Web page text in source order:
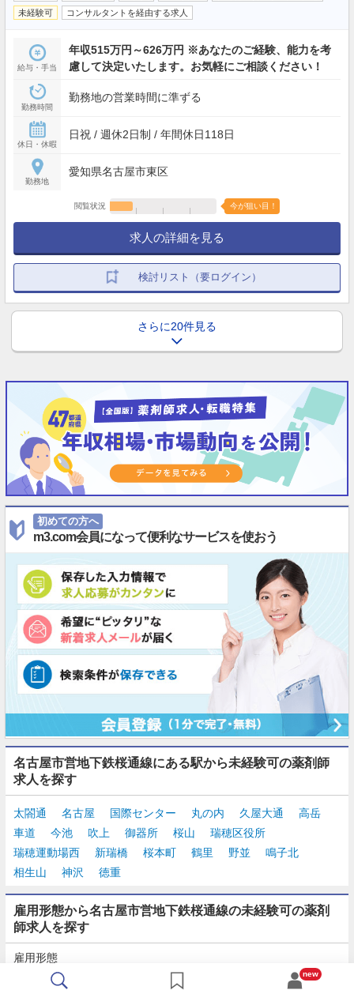
未経験可
コンサルタントを経由する求人
給与・手当
年収515万円～626万円 ※あなたのご経験、能力を考
慮して決定いたします。お気軽にご相談ください！
勤務時間
勤務地の営業時間に準ずる
休日・休暇
日祝 / 週休2日制 / 年間休日118日
勤務地
愛知県名古屋市東区
閲覧状況 今が狙い目！
求人の詳細を見る
検討リスト（要ログイン）
さらに20件見る
初めての方へ
m3.com会員になって便利なサービスを使おう
名古屋市営地下鉄桜通線にある駅から未経験可の薬剤師
求人を探す
太閤通 名古屋 国際センター 丸の内 久屋大通
高岳
車道
今池 吹上 御器所 桜山
瑞穂区役所
瑞穂運動場西
新瑞橋 桜本町 鶴里 野並
鳴子北
相生山
神沢 徳重
雇用形態から名古屋市営地下鉄桜通線の未経験可の薬剤
師求人を探す
雇用形態
契約社員 パート・アルバイト new